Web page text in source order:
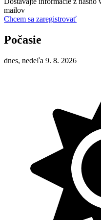
mailov
Chcem sa zaregistrovať
Počasie
dnes, nedeľa 9. 8. 2026